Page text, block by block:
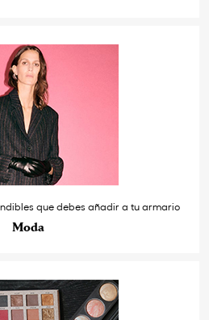
que debes añadir a tu armario
Moda